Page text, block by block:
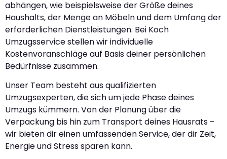
abhängen, wie beispielsweise der Größe deines
Haushalts, der Menge an Möbeln und dem Umfang der
erforderlichen Dienstleistungen. Bei Koch
Umzugsservice stellen wir individuelle
Kostenvoranschläge auf Basis deiner persönlichen
Bedürfnisse zusammen.
Unser Team besteht aus qualifizierten
Umzugsexperten, die sich um jede Phase deines
Umzugs kümmern. Von der Planung über die
Verpackung bis hin zum Transport deines Hausrats –
wir bieten dir einen umfassenden Service, der dir Zeit,
Energie und Stress sparen kann.